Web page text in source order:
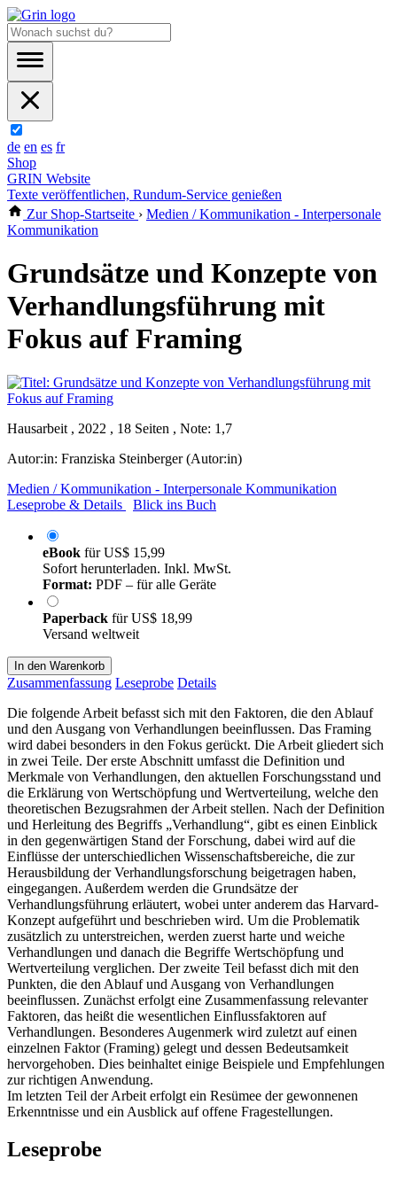
de en es fr
Shop
GRIN Website
Texte veröffentlichen, Rundum-Service genießen
Zur Shop-Startseite › Medien / Kommunikation - Interpersonale
Kommunikation
Grundsätze und Konzepte von
Verhandlungsführung mit
Fokus auf Framing
Hausarbeit , 2022 , 18 Seiten , Note: 1,7
Autor:in: Franziska Steinberger (Autor:in)
Medien / Kommunikation - Interpersonale Kommunikation
Leseprobe & Details
Blick ins Buch
eBook fürUS$ 15,99
Sofort herunterladen. Inkl. MwSt.
Format: PDF – für alle Geräte
Paperback fürUS$ 18,99
Versand weltweit
In den Warenkorb
Zusammenfassung Leseprobe Details
Die folgende Arbeit befasst sich mit den Faktoren, die den Ablauf
und den Ausgang von Verhandlungen beeinflussen. Das Framing
wird dabei besonders in den Fokus gerückt. Die Arbeit gliedert sich
in zwei Teile. Der erste Abschnitt umfasst die Definition und
Merkmale von Verhandlungen, den aktuellen Forschungsstand und
die Erklärung von Wertschöpfung und Wertverteilung, welche den
theoretischen Bezugsrahmen der Arbeit stellen. Nach der Definition
und Herleitung des Begriffs „Verhandlung“, gibt es einen Einblick
in den gegenwärtigen Stand der Forschung, dabei wird auf die
Einflüsse der unterschiedlichen Wissenschaftsbereiche, die zur
Herausbildung der Verhandlungsforschung beigetragen haben,
eingegangen. Außerdem werden die Grundsätze der
Verhandlungsführung erläutert, wobei unter anderem das Harvard-
Konzept aufgeführt und beschrieben wird. Um die Problematik
zusätzlich zu unterstreichen, werden zuerst harte und weiche
Verhandlungen und danach die Begriffe Wertschöpfung und
Wertverteilung verglichen. Der zweite Teil befasst dich mit den
Punkten, die den Ablauf und Ausgang von Verhandlungen
beeinflussen. Zunächst erfolgt eine Zusammenfassung relevanter
Faktoren, das heißt die wesentlichen Einflussfaktoren auf
Verhandlungen. Besonderes Augenmerk wird zuletzt auf einen
einzelnen Faktor (Framing) gelegt und dessen Bedeutsamkeit
hervorgehoben. Dies beinhaltet einige Beispiele und Empfehlungen
zur richtigen Anwendung.
Im letzten Teil der Arbeit erfolgt ein Resümee der gewonnenen
Erkenntnisse und ein Ausblick auf offene Fragestellungen.
Leseprobe